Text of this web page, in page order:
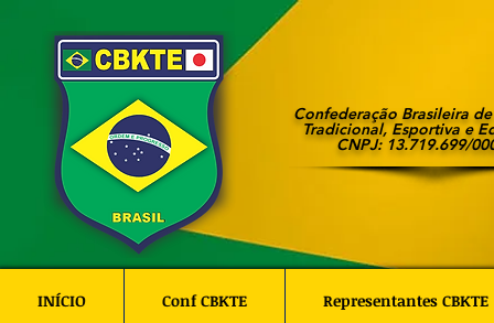
Confederação Brasileira
Tradicional, Esportiva e
CNPJ: 13.719.699/
INÍCIO Conf CBKTE Representantes CBKTE